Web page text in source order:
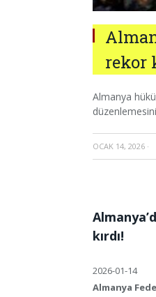
rekor
Almanya
OCAK 14, 2026 ·
kırdı!
2026-01-14
Almanya